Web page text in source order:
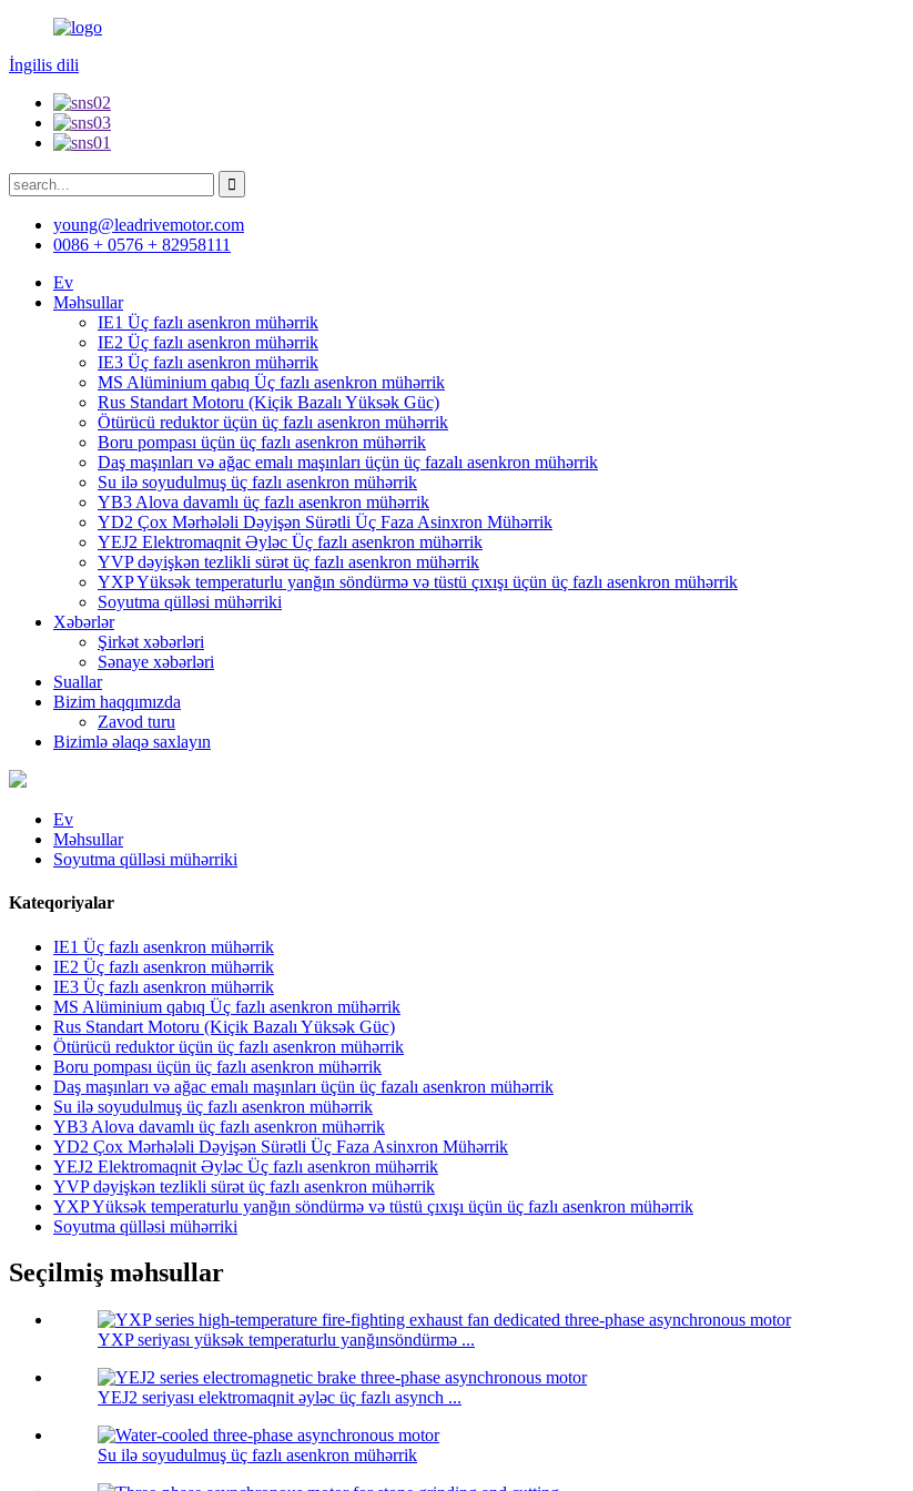
İngilis dili
young@leadrivemotor.com
0086 + 0576 + 82958111
Ev
Məhsullar
IE1 Üç fazlı asenkron mühərrik
IE2 Üç fazlı asenkron mühərrik
IE3 Üç fazlı asenkron mühərrik
MS Alüminium qabıq Üç fazlı asenkron mühərrik
Rus Standart Motoru (Kiçik Bazalı Yüksək Güc)
Ötürücü reduktor üçün üç fazlı asenkron mühərrik
Boru pompası üçün üç fazlı asenkron mühərrik
Daş maşınları və ağac emalı maşınları üçün üç fazalı asenkron mühərrik
Su ilə soyudulmuş üç fazlı asenkron mühərrik
YB3 Alova davamlı üç fazlı asenkron mühərrik
YD2 Çox Mərhələli Dəyişən Sürətli Üç Faza Asinxron Mühərrik
YEJ2 Elektromaqnit Əyləc Üç fazlı asenkron mühərrik
YVP dəyişkən tezlikli sürət üç fazlı asenkron mühərrik
YXP Yüksək temperaturlu yanğın söndürmə və tüstü çıxışı üçün üç fazlı asenkron mühərrik
Soyutma qülləsi mühərriki
Xəbərlər
Şirkət xəbərləri
Sənaye xəbərləri
Suallar
Bizim haqqımızda
Zavod turu
Bizimlə əlaqə saxlayın
Ev
Məhsullar
Soyutma qülləsi mühərriki
Kateqoriyalar
IE1 Üç fazlı asenkron mühərrik
IE2 Üç fazlı asenkron mühərrik
IE3 Üç fazlı asenkron mühərrik
MS Alüminium qabıq Üç fazlı asenkron mühərrik
Rus Standart Motoru (Kiçik Bazalı Yüksək Güc)
Ötürücü reduktor üçün üç fazlı asenkron mühərrik
Boru pompası üçün üç fazlı asenkron mühərrik
Daş maşınları və ağac emalı maşınları üçün üç fazalı asenkron mühərrik
Su ilə soyudulmuş üç fazlı asenkron mühərrik
YB3 Alova davamlı üç fazlı asenkron mühərrik
YD2 Çox Mərhələli Dəyişən Sürətli Üç Faza Asinxron Mühərrik
YEJ2 Elektromaqnit Əyləc Üç fazlı asenkron mühərrik
YVP dəyişkən tezlikli sürət üç fazlı asenkron mühərrik
YXP Yüksək temperaturlu yanğın söndürmə və tüstü çıxışı üçün üç fazlı asenkron mühərrik
Soyutma qülləsi mühərriki
Seçilmiş məhsullar
YXP seriyası yüksək temperaturlu yanğınsöndürmə ...
YEJ2 seriyası elektromaqnit əyləc üç fazlı asynch ...
Su ilə soyudulmuş üç fazlı asenkron mühərrik